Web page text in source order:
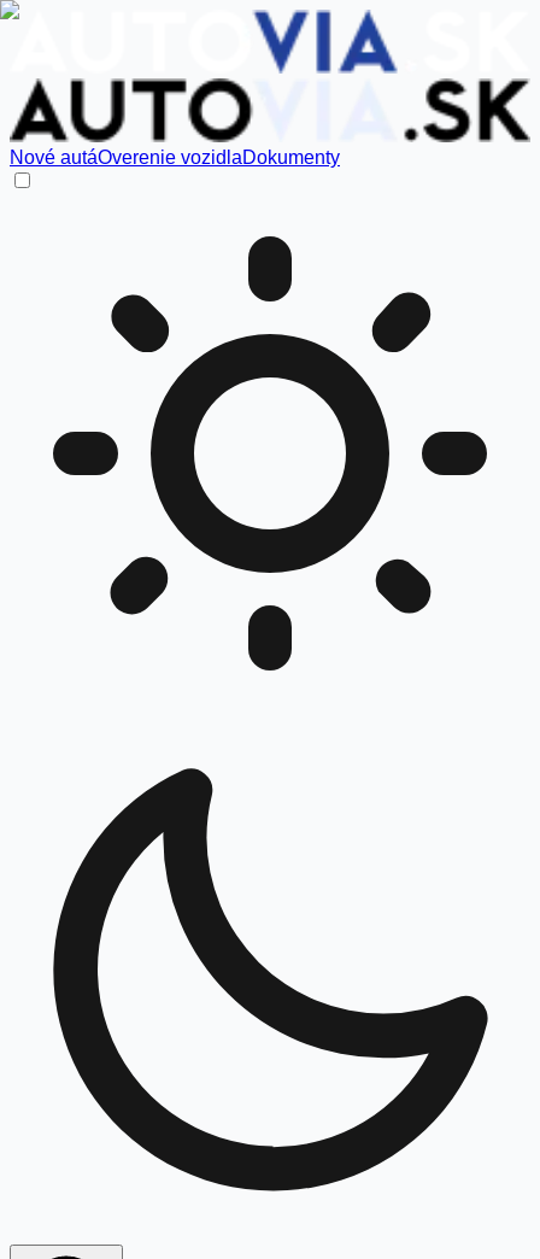
Nové autáOverenie vozidlaDokumenty